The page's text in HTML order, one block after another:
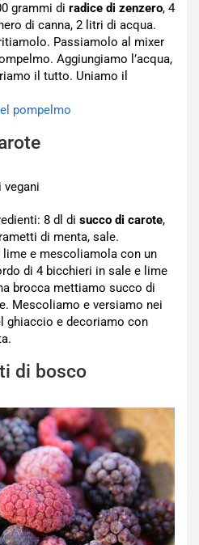
grammi di radice di zenzero, 4
di canna, 2 litri di acqua.
Passiamolo al mixer
Aggiungiamo l’acqua,
il tutto. Uniamo il
pompelmo
8 dl di succo di carote,
di menta, sale.
e mescoliamola con un
di 4 bicchieri in sale e lime
brocca mettiamo succo di
Mescoliamo e versiamo nei
ghiaccio e decoriamo con
di bosco